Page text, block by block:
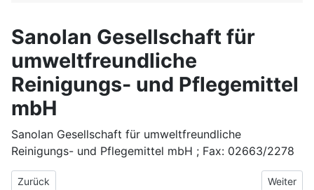
Sanolan Gesellschaft für
umweltfreundliche
Reinigungs- und Pflegemittel
mbH
Sanolan Gesellschaft für umweltfreundliche
Reinigungs- und Pflegemittel mbH ; Fax: 02663/2278
Vorheriger Beitrag: Sakosta-Umwelttechnologie
Zurück Nächster
Weiter